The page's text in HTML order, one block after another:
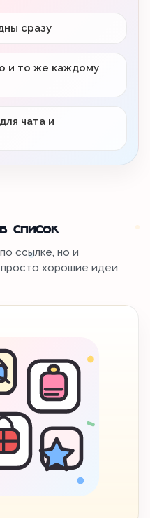
сразу
и то же каждому
чата и
список
ссылке, но и
просто хорошие идеи